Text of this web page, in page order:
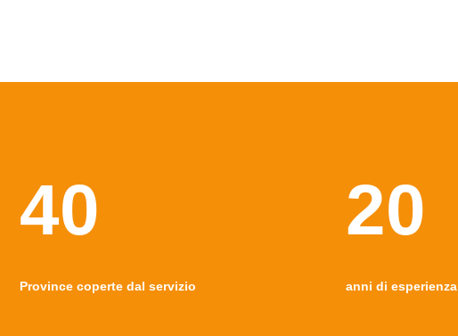
40
Province coperte dal servizio
20
anni di esperienza